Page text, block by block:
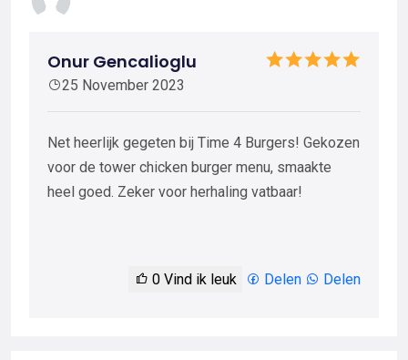
Onur Gencalioglu
25 November 2023
Net heerlijk gegeten bij Time 4 Burgers! Gekozen
voor de tower chicken burger menu, smaakte
heel goed. Zeker voor herhaling vatbaar!
0 Vind ik leuk Delen Delen